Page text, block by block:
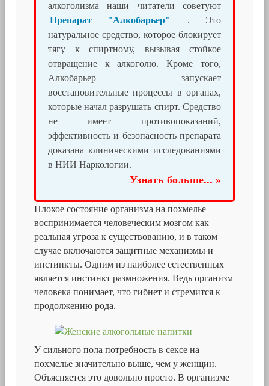
алкоголизма наши читатели советуют
Препарат "Алкобарьер"
. Это
натуральное средство, которое блокирует
тягу к спиртному, вызывая стойкое
отвращение к алкоголю. Кроме того,
Алкобарьер запускает
восстановительные процессы в органах,
которые начал разрушать спирт. Средство
не имеет противопоказаний,
эффективность и безопасность препарата
доказана клиническими исследованиями
в НИИ Наркологии.
Узнать больше... »
Плохое состояние организма на похмелье
воспринимается человеческим мозгом как
реальная угроза к существованию, и в таком
случае включаются защитные механизмы и
инстинкты. Одним из наиболее естественных
является инстинкт размножения. Ведь организм
человека понимает, что гибнет и стремится к
продолжению рода.
У сильного пола потребность в сексе на
похмелье значительно выше, чем у женщин.
Объясняется это довольно просто. В организме